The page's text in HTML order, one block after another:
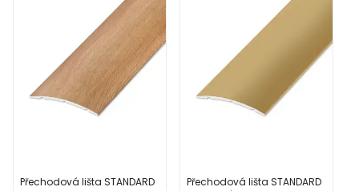
Přechodová lišta STANDARD
Přechodová lišta STANDARD